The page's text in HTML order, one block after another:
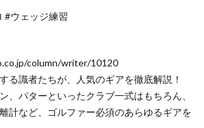
#ウェッジ練習
column/writer/10120
る識者たちが、人気のギアを徹底解説！
、パターといったクラブ一式はもちろん、
計など、ゴルファー必須のあらゆるギアを